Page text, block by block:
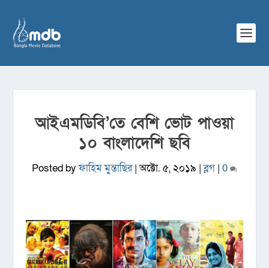
আইএমডিবি’তে বেশি ভোট পাওয়া
১০ বাংলাদেশি ছবি
Posted byফাহিম মুন্তাছির|অক্টো. ৫, ২০১৯ |ব্লগ | 0